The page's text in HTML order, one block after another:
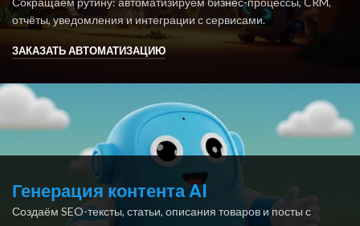
отчёты, уведомления и интеграции с сервисами.
ЗАКАЗАТЬ АВТОМАТИЗАЦИЮ
Генерация контента AI
Создаём SEO-тексты, статьи, описания товаров и посты с